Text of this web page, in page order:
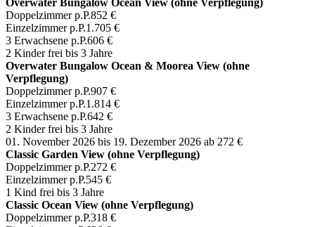
Doppelzimmer p.P.852 €
Einzelzimmer p.P.1.705 €
3 Erwachsene p.P.606 €
2 Kinder frei bis 3 Jahre
Overwater Bungalow Ocean & Moorea View (ohne
Verpflegung)
Doppelzimmer p.P.907 €
Einzelzimmer p.P.1.814 €
3 Erwachsene p.P.642 €
2 Kinder frei bis 3 Jahre
01. November 2026 bis 19. Dezember 2026 ab 272 €
Classic Garden View (ohne Verpflegung)
Doppelzimmer p.P.272 €
Einzelzimmer p.P.545 €
1 Kind frei bis 3 Jahre
Classic Ocean View (ohne Verpflegung)
Doppelzimmer p.P.318 €